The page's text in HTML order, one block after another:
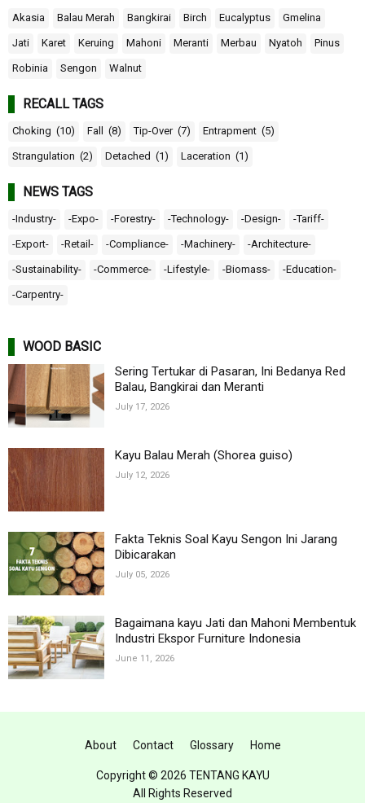
Akasia Balau Merah Bangkirai Birch Eucalyptus Gmelina
Jati Karet Keruing Mahoni Meranti Merbau Nyatoh Pinus
Robinia Sengon Walnut
RECALL TAGS
Choking (10) Fall (8) Tip-Over (7) Entrapment (5)
Strangulation (2) Detached (1) Laceration (1)
NEWS TAGS
-Industry- -Expo- -Forestry- -Technology- -Design- -Tariff-
-Export- -Retail- -Compliance- -Machinery- -Architecture-
-Sustainability- -Commerce- -Lifestyle- -Biomass- -Education-
-Carpentry-
WOOD BASIC
Sering Tertukar di Pasaran, Ini Bedanya Red
Balau, Bangkirai dan Meranti
July 17, 2026
Kayu Balau Merah (Shorea guiso)
July 12, 2026
Fakta Teknis Soal Kayu Sengon Ini Jarang
Dibicarakan
July 05, 2026
Bagaimana kayu Jati dan Mahoni Membentuk
Industri Ekspor Furniture Indonesia
June 11, 2026
Copyright © 2026 TENTANG KAYU
All Rights Reserved
About Contact Glossary Home